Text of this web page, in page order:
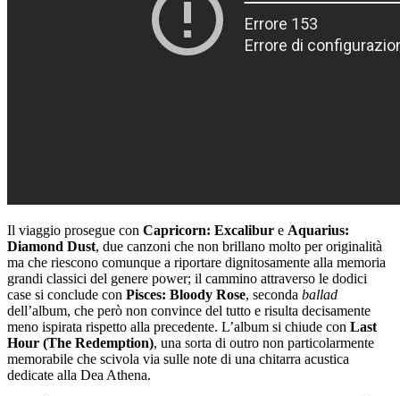
Il viaggio prosegue con Capricorn: Excalibur e Aquarius:
Diamond Dust, due canzoni che non brillano molto per originalità
ma che riescono comunque a riportare dignitosamente alla memoria
grandi classici del genere power; il cammino attraverso le dodici
case si conclude con Pisces: Bloody Rose, seconda ballad
dell’album, che però non convince del tutto e risulta decisamente
meno ispirata rispetto alla precedente. L’album si chiude con Last
Hour (The Redemption), una sorta di outro non particolarmente
memorabile che scivola via sulle note di una chitarra acustica
dedicate alla Dea Athena.